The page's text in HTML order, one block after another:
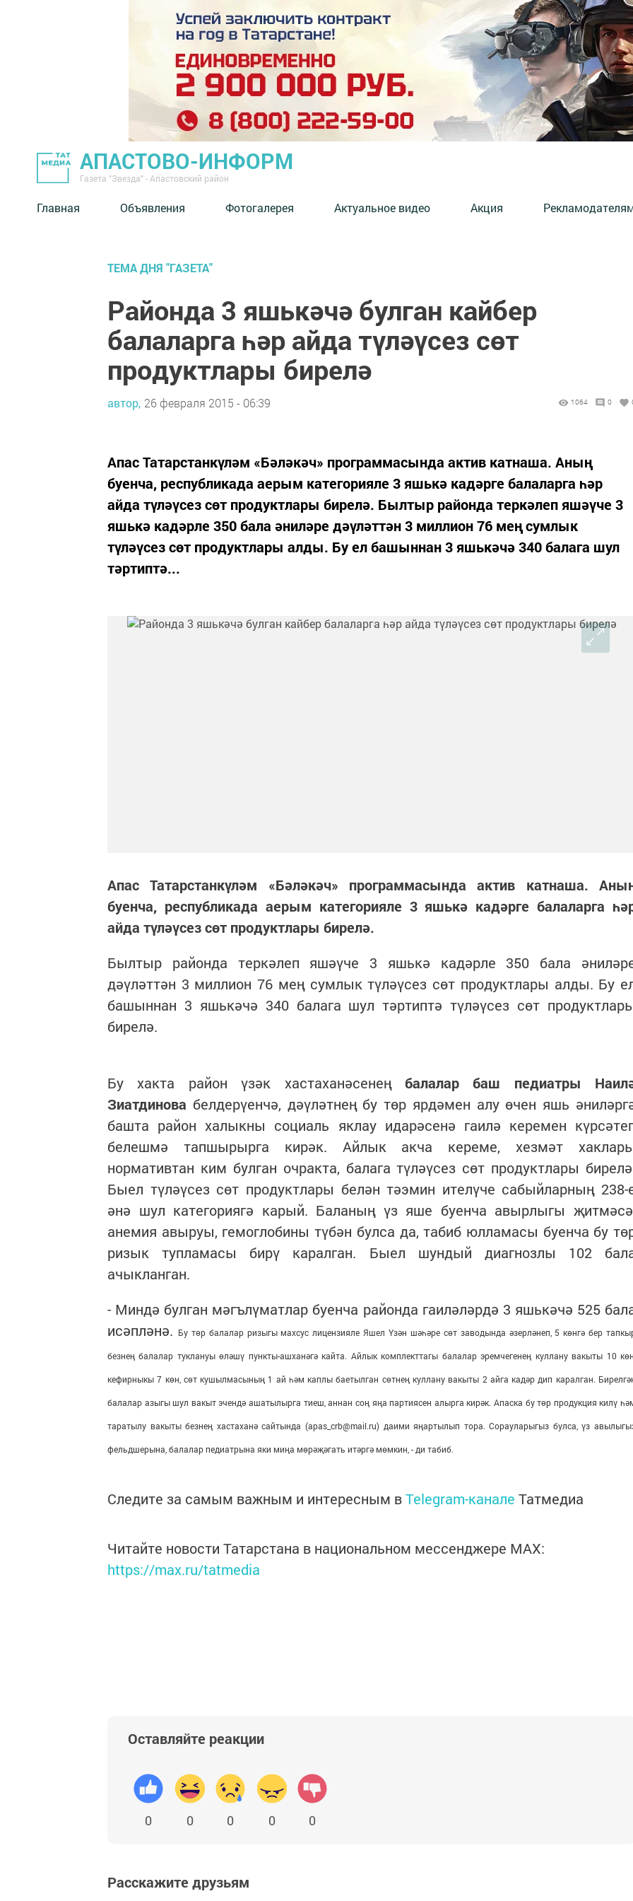
АПАСТОВО-ИНФОРМ
Газета "Звезда" - Апастовский район
Главная Объявления Фотогалерея Актуальное видео Акция
ТЕМА ДНЯ "ГАЗЕТА"
Районда 3 яшькәчә булган кайбер
балаларга һәр айда түләүсез сөт
продуктлары бирелә
автор, 26 февраля 2015 - 06:39 1064 0
Апас Татарстанкүләм «Бәләкәч» программасында актив катнаша. Аның
буенча, республикада аерым категорияле 3 яшькә кадәрге балаларга һәр
айда түләүсез сөт продуктлары бирелә. Былтыр районда теркәлеп яшәүче 3
яшькә кадәрле 350 бала әниләре дәүләттән 3 миллион 76 мең сумлык
түләүсез сөт продуктлары алды. Бу ел башыннан 3 яшькәчә 340 балага шул
тәртиптә...
Апас Татарстанкүләм «Бәләкәч» программасында актив катнаша.
буенча, республикада аерым категорияле 3 яшькә кадәрге балаларга
айда түләүсез сөт продуктлары бирелә.
Былтыр районда теркәлеп яшәүче 3 яшькә кадәрле 350 бала
дәүләттән 3 миллион 76 мең сумлык түләүсез сөт продуктлары алды. Бу
башыннан 3 яшькәчә 340 балага шул тәртиптә түләүсез сөт
бирелә.
Бу хакта район үзәк хастаханәсенең балалар баш педиатры
Зиатдинова белдерүенчә, дәүләтнең бу төр ярдәмен алу өчен яшь
башта район халыкны социаль яклау идарәсенә гаилә керемен
белешмә тапшырырга кирәк. Айлык акча кереме, хезмәт
нормативтан ким булган очракта, балага түләүсез сөт продуктлары
Быел түләүсез сөт продуктлары белән тәэмин ителүче сабыйларның 238-
әнә шул категориягә карый. Баланың үз яше буенча авырлыгы
анемия авыруы, гемоглобины түбән булса да, табиб юлламасы буенча бу
ризык тупламасы бирү каралган. Быел шундый диагнозлы 102
ачыкланган.
- Миндә булган мәгълүматлар буенча районда гаиләләрдә 3 яшькәчә 525
исәпләнә. Бу төр балалар ризыгы махсус лицензияле Яшел Үзән шәһәре сөт заводында әзерләнеп, 5 көнгә бер
безнең балалар туклануы өләшү пункты-ашханәгә кайта. Айлык комплекттагы балалар эремчегенең куллану вакыты 10
кефирныкы 7 көн, сөт кушылмасының 1 ай һәм каплы баетылган сөтнең куллану вакыты 2 айга кадәр дип каралган.
балалар азыгы шул вакыт эчендә ашатылырга тиеш, аннан соң яңа партиясен алырга кирәк. Апаска бу төр продукция килү
таратылу вакыты безнең хастаханә сайтында (apas_crb@mail.ru) даими яңартылып тора. Сорауларыгыз булса, үз
фельдшерына, балалар педиатрына яки миңа мөрәҗәгать итәргә мөмкин, - ди табиб.
Следите за самым важным и интересным вTelegram-канале Татмедиа
Читайте новости Татарстана в национальном мессенджере MАХ:
https://max.ru/tatmedia
Оставляйте реакции
0 0 0 0 0
Расскажите друзьям